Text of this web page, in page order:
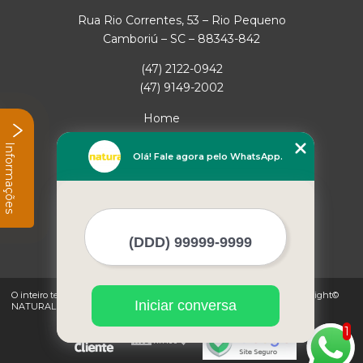
Rua Rio Correntes, 53 – Rio Pequeno
Camboriú – SC – 88343-842
(47) 2122-0942
(47) 9149-2002
Home
Empresa
Missão
Mapa do site
O inteiro teor deste site está sujeito à proteção de direitos autorais. Copyright©
NATURAL GAS (Lei 9610 de 19/02/1998)
1
Olá! Fale agora pelo WhatsApp.
Iniciar conversa
Informações